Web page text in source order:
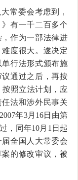
常委会考虑到，
》有一千二百多个
作为一部法律进
度很大。遂决定
行法形式颁布施
通过之后，再按
照立法计划，应
法和涉外民事关
年3月16日由第
，同年10月1日起
全国人大常委会
的修改审议，被